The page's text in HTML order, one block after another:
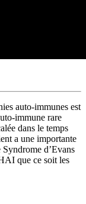
auto-immunes est
immune rare
dans le temps
a une importante
d’Evans
que ce soit les